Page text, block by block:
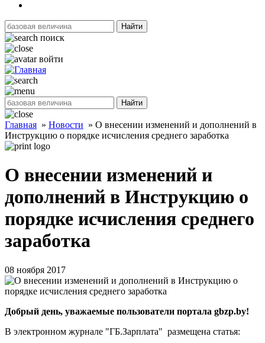
Найти
поиск
войти
Найти
Главная » Новости » О внесении изменений и дополнений в
Инструкцию о порядке исчисления среднего заработка
О внесении изменений и
дополнений в Инструкцию о
порядке исчисления среднего
заработка
08 ноября 2017
Добрый день, уважаемые пользователи портала gbzp.by!
В электронном журнале "ГБ.Зарплата" размещена статья: